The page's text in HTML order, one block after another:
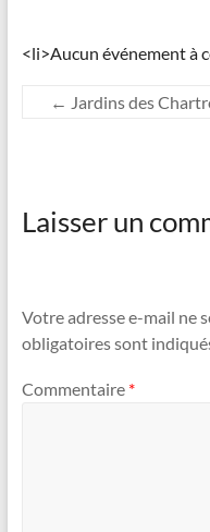
<li>Aucun événement à
← Jardins des
Laisser un
Votre adresse e-mail ne
obligatoires sont
Commentaire *